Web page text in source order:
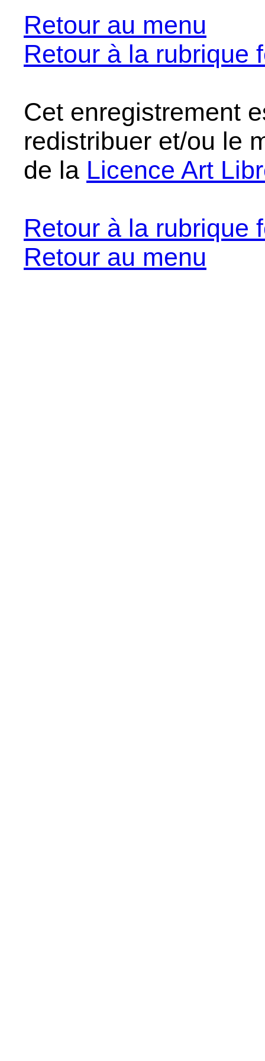
Retour au menu
Retour à la rubrique
Cet enregistrement
redistribuer et/ou le
de la Licence Art
Retour à la rubrique
Retour au menu